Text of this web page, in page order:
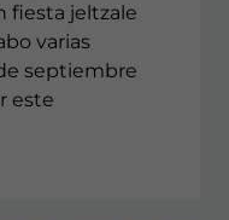
fiesta jeltzale
varias
septiembre
este